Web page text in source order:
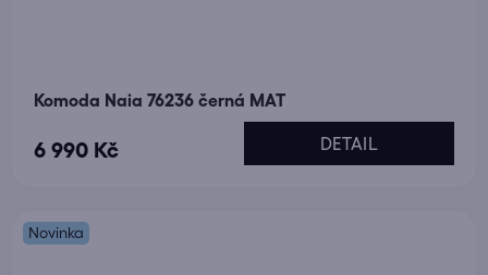
Komoda Naia 76236 černá MAT
6 990 Kč DETAIL
Novinka